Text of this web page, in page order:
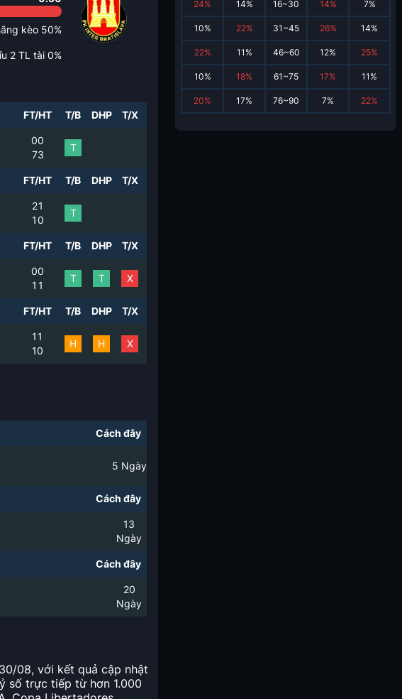
kèo 50%
2 TL tài 0%
FT/HT T/B DHP T/X
0
7
0
3
T
FT/HT T/B DHP T/X
2
1
1
0
T
FT/HT T/B DHP T/X
0
1
0
1
T T X
FT/HT T/B DHP T/X
1
1
1
0
H H X
Cách đây
5 Ngày
Cách đây
13
Ngày
Cách đây
20
Ngày
08, với kết quả cập nhật
số trực tiếp từ hơn 1.000
24% 14% 16~30 14% 7%
10% 22% 31~45 26% 14%
22% 11 % 46~60 12% 25%
10% 18% 61~75 17% 11 %
20% 17% 76~90 7% 22%